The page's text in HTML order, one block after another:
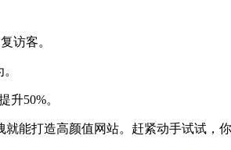
访客。
升50%。
能打造高颜值网站。赶紧动手试试，